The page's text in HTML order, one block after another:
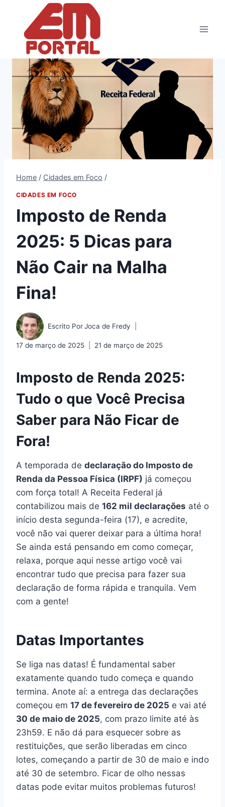
Conteúdo
Home / Cidades em Foco /
CIDADES EM FOCO
Imposto de Renda
2025: 5 Dicas para
Não Cair na Malha
Fina!
Escrito PorJoca de Fredy
17 de março de 2025 21 de março de 2025
Imposto de Renda 2025:
Tudo o que Você Precisa
Saber para Não Ficar de
Fora!
A temporada de declaração do Imposto de
Renda da Pessoa Física (IRPF) já começou
com força total! A Receita Federal já
contabilizou mais de 162 mil declarações até o
início desta segunda-feira (17), e acredite,
você não vai querer deixar para a última hora!
Se ainda está pensando em como começar,
relaxa, porque aqui nesse artigo você vai
encontrar tudo que precisa para fazer sua
declaração de forma rápida e tranquila. Vem
com a gente!
Datas Importantes
Se liga nas datas! É fundamental saber
exatamente quando tudo começa e quando
termina. Anote aí: a entrega das declarações
começou em 17 de fevereiro de 2025 e vai até
30 de maio de 2025, com prazo limite até às
23h59. E não dá para esquecer sobre as
restituições, que serão liberadas em cinco
lotes, começando a partir de 30 de maio e indo
até 30 de setembro. Ficar de olho nessas
datas pode evitar muitos problemas futuros!